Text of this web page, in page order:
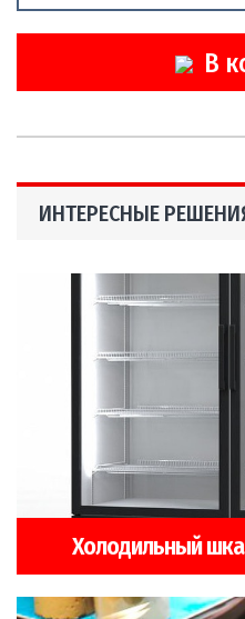
В
ИНТЕРЕСНЫЕ
Холодильный